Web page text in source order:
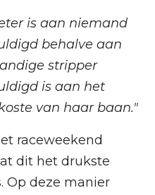
is aan niemand
behalve aan
stripper
is aan het
van haar baan."
raceweekend
dit het drukste
Op deze manier